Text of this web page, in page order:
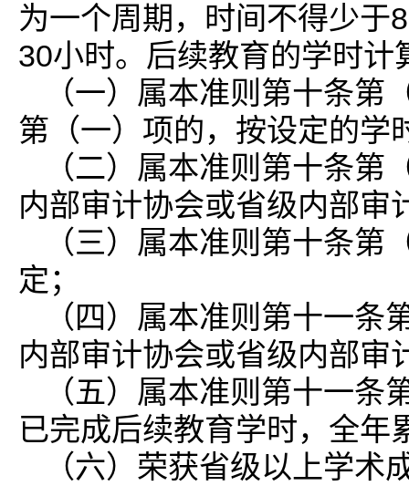
为一个周期，时间不得少于
30小时。后续教育的学时计
（一）属本准则第十条
第（一）项的，按设定的学
（二）属本准则第十条
内部审计协会或省级内部审
（三）属本准则第十条
定；
（四）属本准则第十一
内部审计协会或省级内部审
（五）属本准则第十一
已完成后续教育学时，全年
（六）荣获省级以上学